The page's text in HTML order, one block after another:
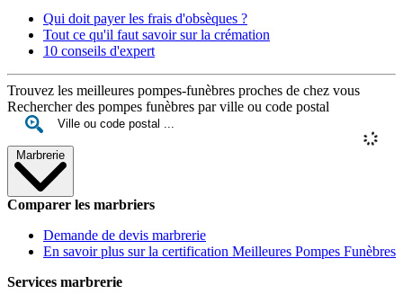
Qui doit payer les frais d'obsèques ?
Tout ce qu'il faut savoir sur la crémation
10 conseils d'expert
Trouvez les meilleures pompes-funèbres proches de chez vous
Rechercher des pompes funèbres par ville ou code postal
Marbrerie
Comparer les marbriers
Demande de devis marbrerie
En savoir plus sur la certification Meilleures Pompes Funèbres
Services marbrerie